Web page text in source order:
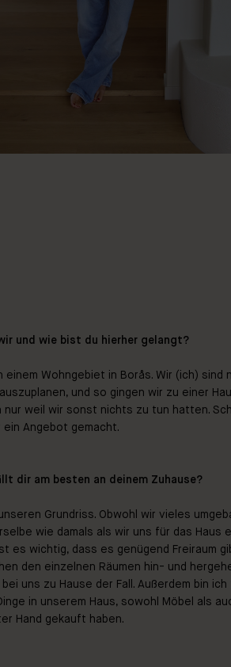
und wie bist du hierher gelangt?
einem Wohngebiet in Borås. Wir (ich) sind
und so gingen wir zu einer
nur weil wir sonst nichts zu tun hatten.
ein Angebot gemacht.
dir am besten an deinem Zuhause?
Grundriss. Obwohl wir vieles
wie damals als wir uns für das Haus
es wichtig, dass es genügend Freiraum
den einzelnen Räumen hin- und
uns zu Hause der Fall. Außerdem bin
in unserem Haus, sowohl Möbel als
Hand gekauft haben.